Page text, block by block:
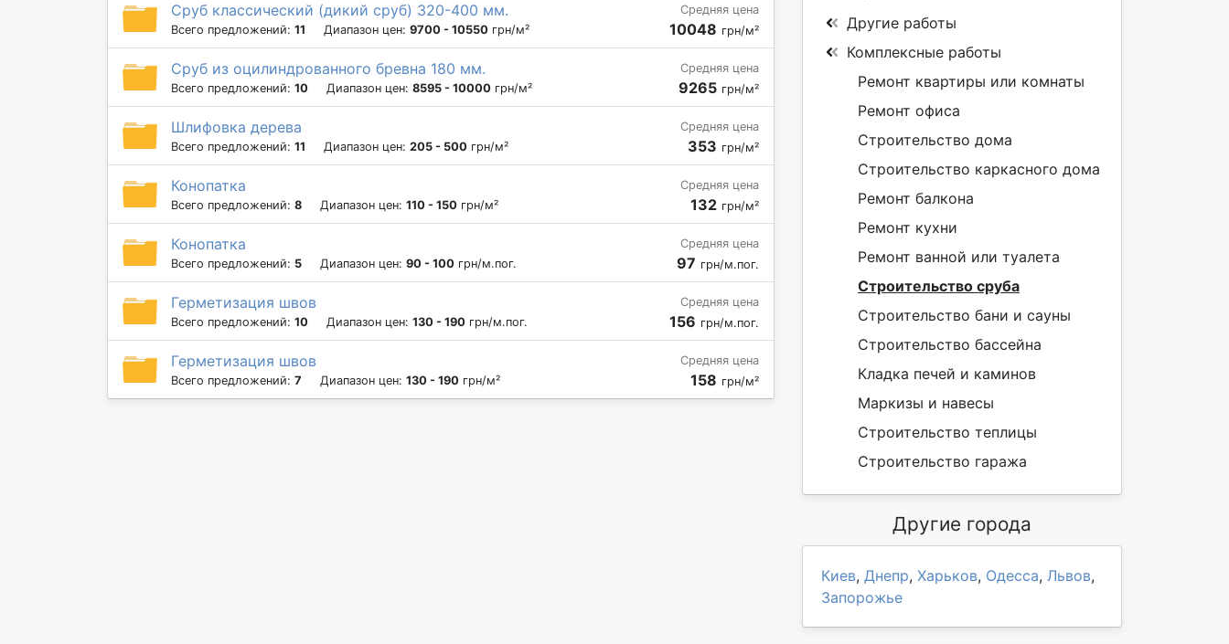
Сруб классический (дикий сруб) 320-400 мм.
Всего предложений: 11 Диапазон цен: 9700 - 10550 грн/м²
Средняя цена
10048 грн/м²
Сруб из оцилиндрованного бревна 180 мм.
Всего предложений: 10 Диапазон цен: 8595 - 10000 грн/м²
Средняя цена
9265 грн/м²
Шлифовка дерева
Всего предложений: 11 Диапазон цен: 205 - 500 грн/м²
Средняя цена
353 грн/м²
Конопатка
Всего предложений: 8 Диапазон цен: 110 - 150 грн/м²
Средняя цена
132 грн/м²
Конопатка
Всего предложений: 5 Диапазон цен: 90 - 100 грн/м.пог.
Средняя цена
97 грн/м.пог.
Герметизация швов
Всего предложений: 10 Диапазон цен: 130 - 190 грн/м.пог.
Средняя цена
156 грн/м.пог.
Герметизация швов
Всего предложений: 7 Диапазон цен: 130 - 190 грн/м²
Средняя цена
158 грн/м²
Другие работы
Комплексные работы
Ремонт квартиры или комнаты
Ремонт офиса
Строительство дома
Строительство каркасного дома
Ремонт балкона
Ремонт кухни
Ремонт ванной или туалета
Строительство сруба
Строительство бани и сауны
Строительство бассейна
Кладка печей и каминов
Маркизы и навесы
Строительство теплицы
Строительство гаража
Другие города
Киев, Днепр, Харьков, Одесса, Львов,
Запорожье